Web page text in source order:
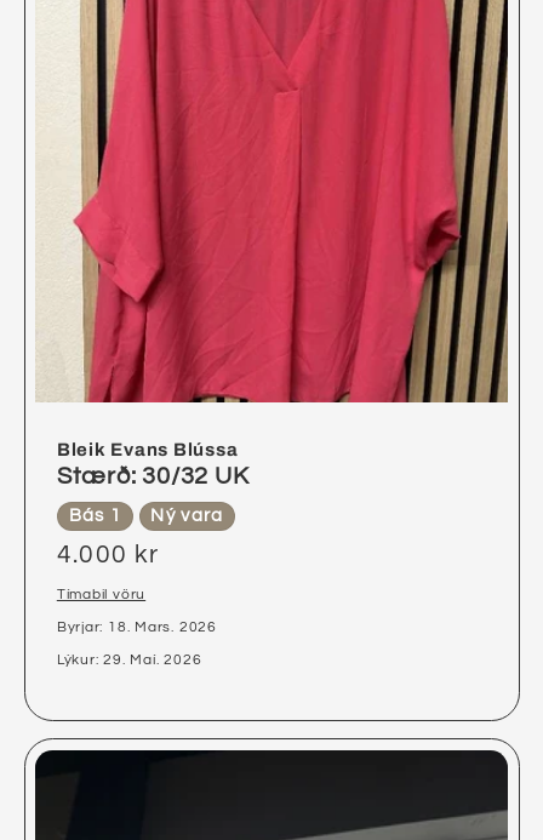
Bleik Evans Blússa
Stærð: 30/32 UK
Bás 1 Ný vara
4.000 kr
Tímabil vöru
Byrjar: 18. Mars. 2026
Lýkur: 29. Maí. 2026